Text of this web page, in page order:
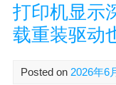
打印机显示
载重装驱动
Posted on 2026年6